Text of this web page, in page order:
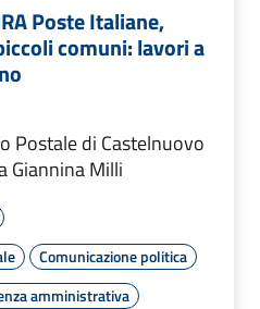
Poste Italiane,
comuni: lavori a
Postale di Castelnuovo
Giannina Milli
Comunicazione politica
amministrativa